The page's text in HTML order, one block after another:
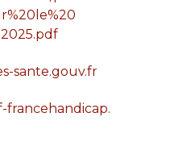
sante.gouv.fr
francehandicap.